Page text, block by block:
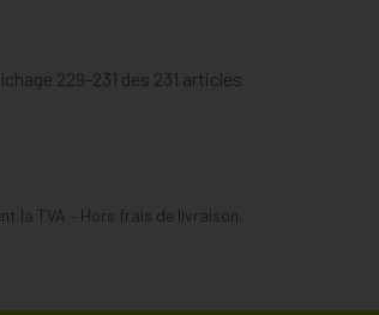
229-231 des 231 articles
la TVA – Hors frais de livraison.